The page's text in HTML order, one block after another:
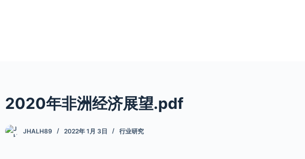
2020年非洲经济展望.pdf
JHALH89 2022年 1月 3日 行业研究